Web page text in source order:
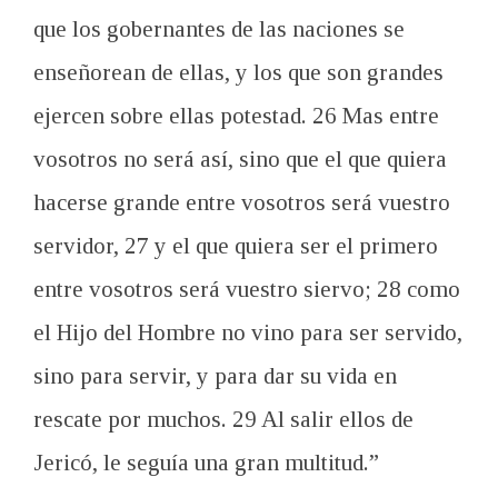
que los gobernantes de las naciones se
enseñorean de ellas, y los que son grandes
ejercen sobre ellas potestad. 26 Mas entre
vosotros no será así, sino que el que quiera
hacerse grande entre vosotros será vuestro
servidor, 27 y el que quiera ser el primero
entre vosotros será vuestro siervo; 28 como
el Hijo del Hombre no vino para ser servido,
sino para servir, y para dar su vida en
rescate por muchos. 29 Al salir ellos de
Jericó, le seguía una gran multitud.”